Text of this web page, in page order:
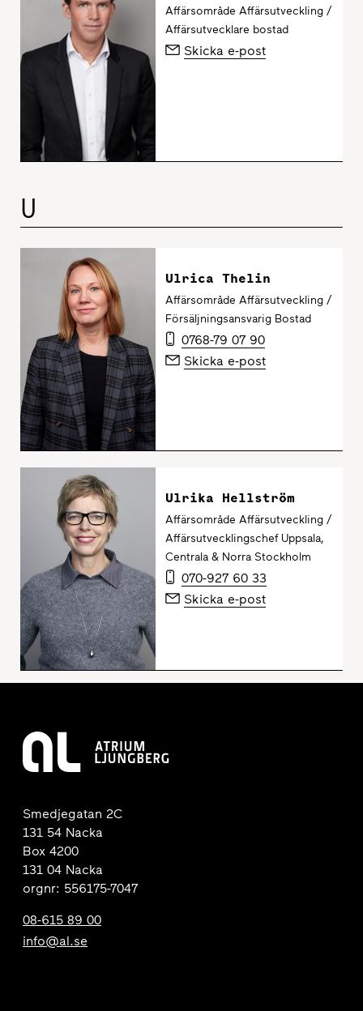
Affärsområde Affärsutveckling /
Affärsutvecklare bostad
Skicka e-post
U
Ulrica Thelin
Affärsområde Affärsutveckling /
Försäljningsansvarig Bostad
0768-79 07 90
Skicka e-post
Ulrika Hellström
Affärsområde Affärsutveckling /
Affärsutvecklingschef Uppsala,
Centrala & Norra Stockholm
070-927 60 33
Skicka e-post
Smedjegatan 2C
131 54 Nacka
Box 4200
131 04 Nacka
orgnr: 556175-7047
08-615 89 00
info@al.se